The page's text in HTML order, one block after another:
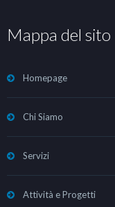
Mappa del sito
Homepage
Chi Siamo
Servizi
Attività e Progetti